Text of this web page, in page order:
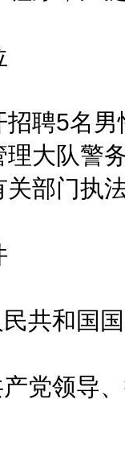
5名男
大队警
关部门执
共和国国
领导、